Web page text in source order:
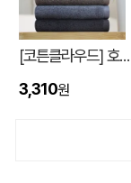
[코튼클라우드] 호텔수건 170g 1P (자수,나염)
3,310원
이OO